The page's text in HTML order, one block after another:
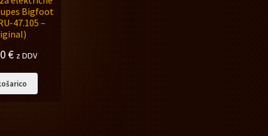
Bigfoot
47.105 –
€ z DDV